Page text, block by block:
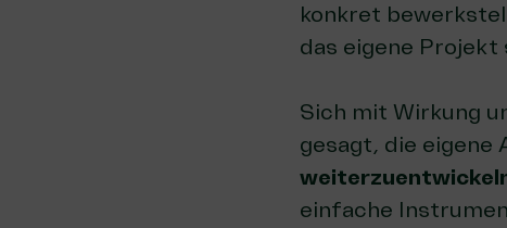
konkret
das eigene Projekt
Sich mit Wirkung
gesagt, die eigene
einfache